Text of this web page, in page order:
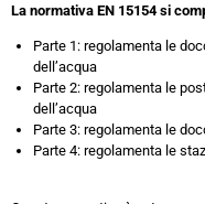
La normativa EN 15154 si
Parte 1: regolamenta le
dell’acqua
Parte 2: regolamenta le
dell’acqua
Parte 3: regolamenta le
Parte 4: regolamenta le